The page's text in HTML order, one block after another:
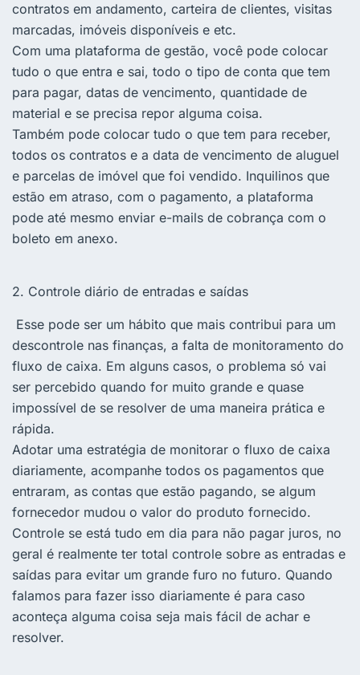
contratos em andamento, carteira de clientes, visitas
marcadas, imóveis disponíveis e etc.
Com uma plataforma de gestão, você pode colocar
tudo o que entra e sai, todo o tipo de conta que tem
para pagar, datas de vencimento, quantidade de
material e se precisa repor alguma coisa.
Também pode colocar tudo o que tem para receber,
todos os contratos e a data de vencimento de aluguel
e parcelas de imóvel que foi vendido. Inquilinos que
estão em atraso, com o pagamento, a plataforma
pode até mesmo enviar e-mails de cobrança com o
boleto em anexo.
2. Controle diário de entradas e saídas
Esse pode ser um hábito que mais contribui para um
descontrole nas finanças, a falta de monitoramento do
fluxo de caixa. Em alguns casos, o problema só vai
ser percebido quando for muito grande e quase
impossível de se resolver de uma maneira prática e
rápida.
Adotar uma estratégia de monitorar o fluxo de caixa
diariamente, acompanhe todos os pagamentos que
entraram, as contas que estão pagando, se algum
fornecedor mudou o valor do produto fornecido.
Controle se está tudo em dia para não pagar juros, no
geral é realmente ter total controle sobre as entradas e
saídas para evitar um grande furo no futuro. Quando
falamos para fazer isso diariamente é para caso
aconteça alguma coisa seja mais fácil de achar e
resolver.